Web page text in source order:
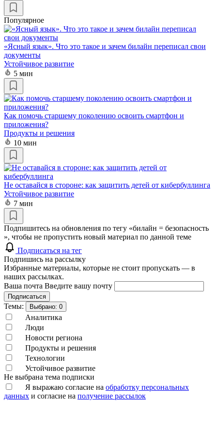
Популярное
«Ясный язык». Что это такое и зачем билайн переписал свои
документы
Устойчивое развитие
5 мин
Как помочь старшему поколению освоить смартфон и
приложения?
Продукты и решения
10 мин
Не оставайся в стороне: как защитить детей от кибербуллинга
Устойчивое развитие
7 мин
Подпишитесь на обновления по тегу «билайн = безопасность
», чтобы не пропустить новый материал по данной теме
Подписаться на тег
Подпишись на рассылку
Избранные материалы, которые не стоит пропускать — в
наших рассылках.
Ваша почта Введите вашу почту
Подписаться
Темы: Выбрано: 0
Аналитика
Люди
Новости региона
Продукты и решения
Технологии
Устойчивое развитие
Не выбрана тема подписки
Я выражаю согласие на обработку персональных
данных и согласие на получение рассылок